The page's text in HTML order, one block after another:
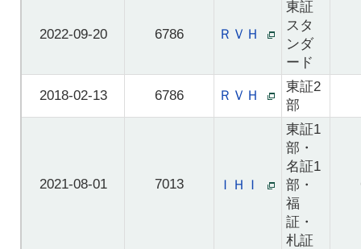
2022-09-20 6786 ＲＶＨ
東証
スタ
ンダ
ード
2018-02-13 6786 ＲＶＨ
東証2
部
2021-08-01 7013 ＩＨＩ
東証1
部・
名証1
部・
福
証・
札証